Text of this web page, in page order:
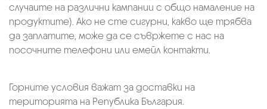
случаите на различни кампании с общо намаление на
продуктите). Ако не сте сигурни, какво ще трябва
да заплатите, може да се съвржете с нас на
посочните телефони или емейл контакти.
Горните условия важат за доставки на
територията на Република България.